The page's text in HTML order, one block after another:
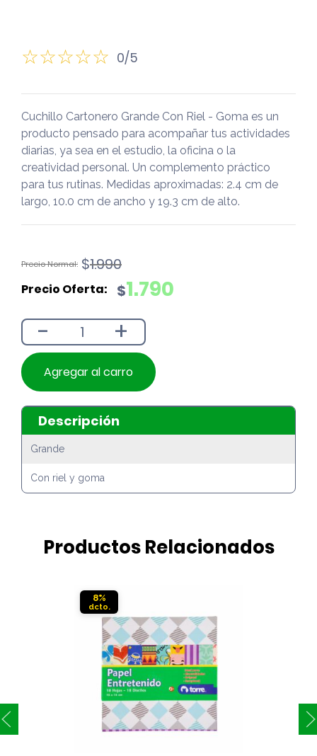
0/5
Cuchillo Cartonero Grande Con Riel - Goma es un
producto pensado para acompañar tus actividades
diarias, ya sea en el estudio, la oficina o la
creatividad personal. Un complemento práctico
para tus rutinas. Medidas aproximadas: 2.4 cm de
largo, 10.0 cm de ancho y 19.3 cm de alto.
$1.990
El
original
$1.990.
$1.790
El
actual
$1.790.
- +
Agregar al carro
Descripción
Grande
Con riel y goma
Productos Relacionados
8%